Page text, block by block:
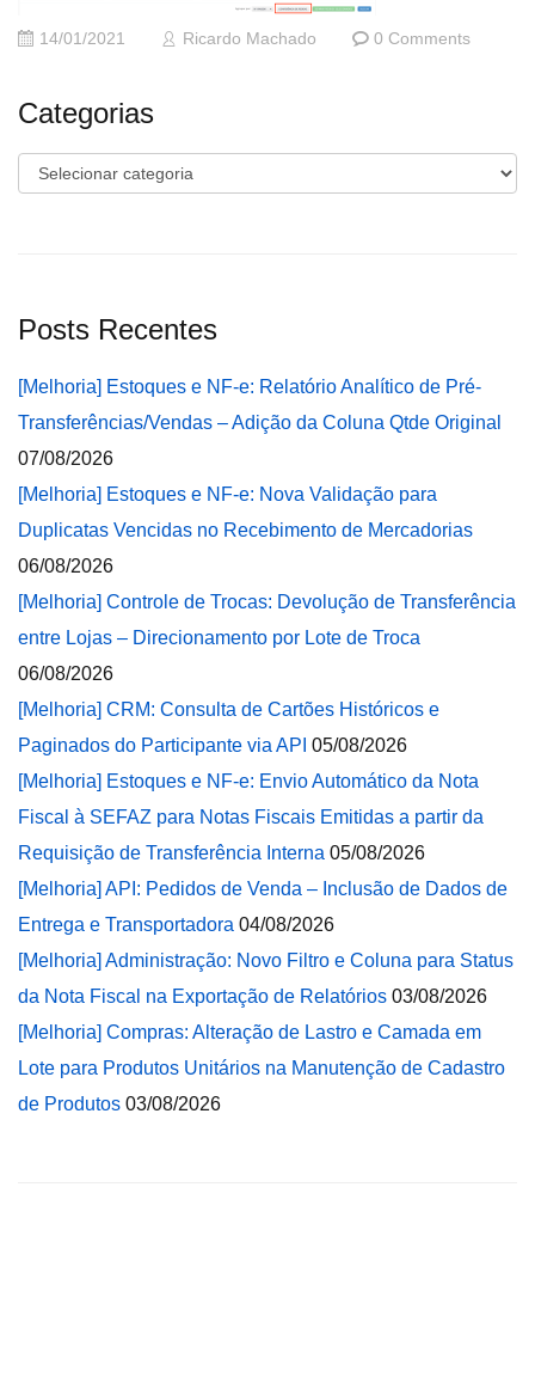
14/01/2021 Ricardo Machado 0 Comments
Categorias
Categorias
Posts Recentes
[Melhoria] Estoques e NF-e: Relatório Analítico de Pré-
Transferências/Vendas – Adição da Coluna Qtde Original
07/08/2026
[Melhoria] Estoques e NF-e: Nova Validação para
Duplicatas Vencidas no Recebimento de Mercadorias
06/08/2026
[Melhoria] Controle de Trocas: Devolução de Transferência
entre Lojas – Direcionamento por Lote de Troca
06/08/2026
[Melhoria] CRM: Consulta de Cartões Históricos e
Paginados do Participante via API 05/08/2026
[Melhoria] Estoques e NF-e: Envio Automático da Nota
Fiscal à SEFAZ para Notas Fiscais Emitidas a partir da
Requisição de Transferência Interna 05/08/2026
[Melhoria] API: Pedidos de Venda – Inclusão de Dados de
Entrega e Transportadora 04/08/2026
[Melhoria] Administração: Novo Filtro e Coluna para Status
da Nota Fiscal na Exportação de Relatórios 03/08/2026
[Melhoria] Compras: Alteração de Lastro e Camada em
Lote para Produtos Unitários na Manutenção de Cadastro
de Produtos 03/08/2026